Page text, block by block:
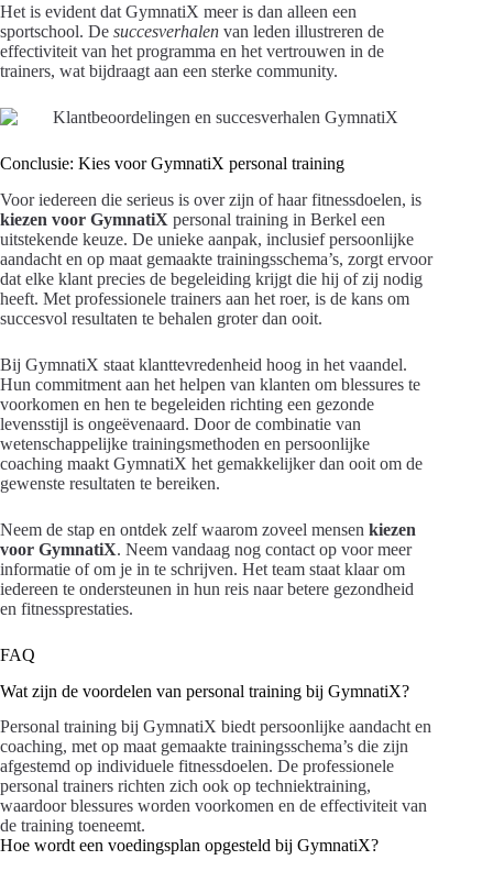
Het is evident dat GymnatiX meer is dan alleen een
sportschool. De succesverhalen van leden illustreren de
effectiviteit van het programma en het vertrouwen in de
trainers, wat bijdraagt aan een sterke community.
Conclusie: Kies voor GymnatiX personal training
Voor iedereen die serieus is over zijn of haar fitnessdoelen, is
kiezen voor GymnatiX personal training in Berkel een
uitstekende keuze. De unieke aanpak, inclusief persoonlijke
aandacht en op maat gemaakte trainingsschema’s, zorgt ervoor
dat elke klant precies de begeleiding krijgt die hij of zij nodig
heeft. Met professionele trainers aan het roer, is de kans om
succesvol resultaten te behalen groter dan ooit.
Bij GymnatiX staat klanttevredenheid hoog in het vaandel.
Hun commitment aan het helpen van klanten om blessures te
voorkomen en hen te begeleiden richting een gezonde
levensstijl is ongeëvenaard. Door de combinatie van
wetenschappelijke trainingsmethoden en persoonlijke
coaching maakt GymnatiX het gemakkelijker dan ooit om de
gewenste resultaten te bereiken.
Neem de stap en ontdek zelf waarom zoveel mensen kiezen
voor GymnatiX. Neem vandaag nog contact op voor meer
informatie of om je in te schrijven. Het team staat klaar om
iedereen te ondersteunen in hun reis naar betere gezondheid
en fitnessprestaties.
FAQ
Wat zijn de voordelen van personal training bij GymnatiX?
Personal training bij GymnatiX biedt persoonlijke aandacht en
coaching, met op maat gemaakte trainingsschema’s die zijn
afgestemd op individuele fitnessdoelen. De professionele
personal trainers richten zich ook op techniektraining,
waardoor blessures worden voorkomen en de effectiviteit van
de training toeneemt.
Hoe wordt een voedingsplan opgesteld bij GymnatiX?